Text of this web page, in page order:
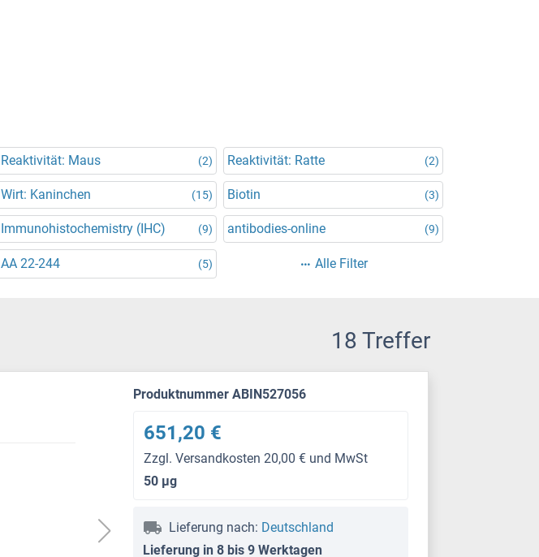
Reaktivität: Maus (2) Reaktivität: Ratte (2)
Wirt: Kaninchen (15) Biotin (3)
Immunohistochemistry (IHC) (9) antibodies-online (9)
AA 22-244 (5) Alle Filter
18 Treffer
Produktnummer ABIN527056
651,20 €
Zzgl. Versandkosten 20,00 € und MwSt
50 μg
Lieferung nach: Deutschland
Lieferung in 8 bis 9 Werktagen